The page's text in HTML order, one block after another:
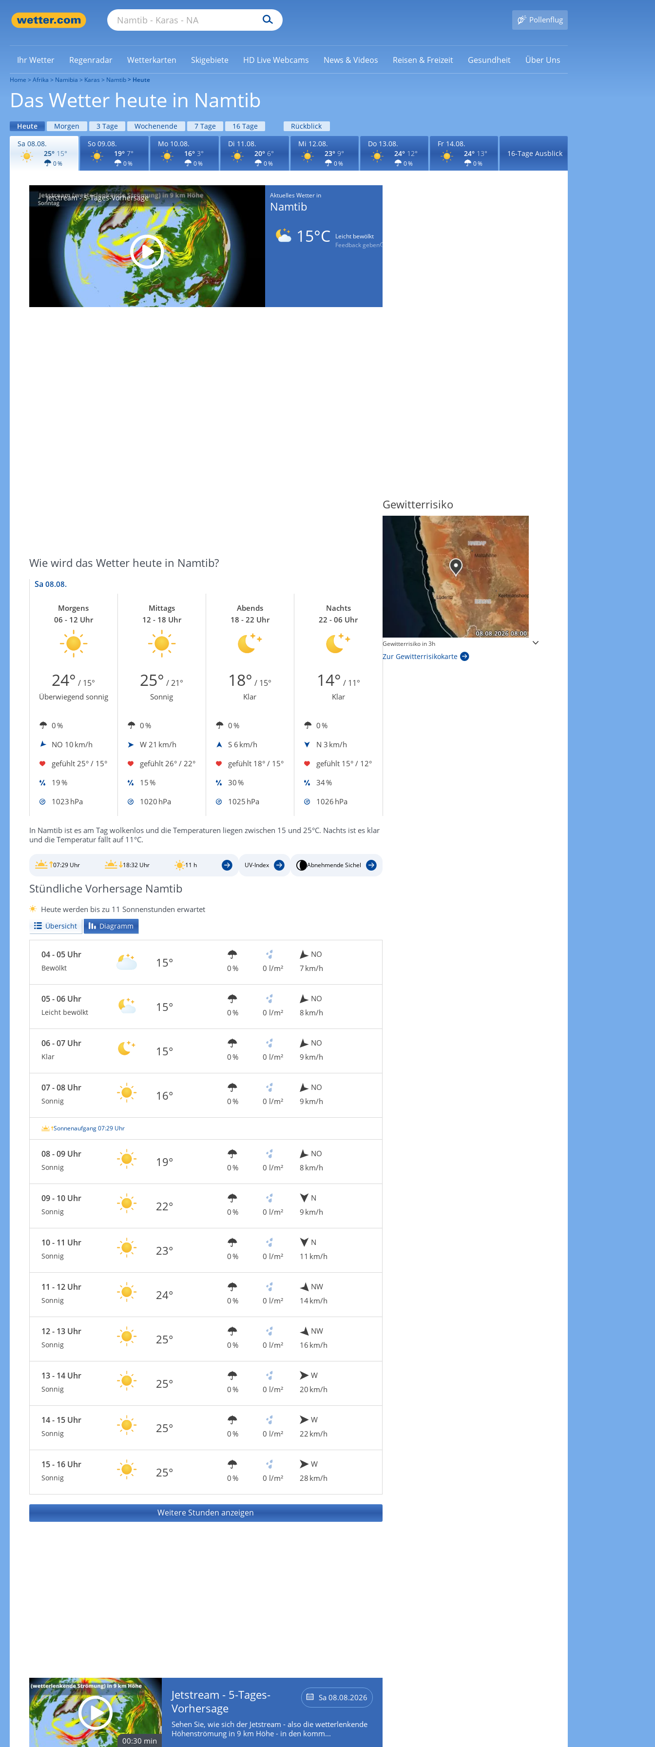
Pollenflug
Ihr Wetter Regenradar Wetterkarten Skigebiete HD Live Webcams News & Videos Reisen & Freizeit Gesundheit Über Uns
Home Afrika Namibia Karas Namtib Heute
Das Wetter heute in Namtib
Heute Morgen 3 Tage Wochenende 7 Tage 16 Tage
Rückblick
Sa 08.08.
25° 15°
0 %
So 09.08.
19° 7°
0 %
Mo 10.08.
16° 3°
0 %
Di 11.08.
20° 6°
0 %
Mi 12.08.
23° 9°
0 %
Do 13.08.
24° 12°
0 %
Fr 14.08.
24° 13°
0 %
16-Tage Ausblick
Jetstream - 5-Tages-Vorhersage Aktuelles Wetter in
Namtib
15°C
Leicht bewölkt
Feedback geben
Wie wird das Wetter heute in Namtib?
Sa 08.08.
Morgens
06 - 12 Uhr
Mittags
12 - 18 Uhr
Abends
18 - 22 Uhr
Nachts
22 - 06 Uhr
24° / 15° 25° / 21° 18° / 15° 14° / 11°
Überwiegend sonnig Sonnig Klar Klar
0 % 0 % 0 %
0 %
NO 10 km/h W 21 km/h S 6 km/h N 3 km/h
gefühlt 25° / 15° gefühlt 26° / 22° gefühlt 18° / 15° gefühlt 15° / 12°
19 %
15 % 30 %
34 %
1023 hPa
1020 hPa 1025 hPa 1026 hPa
In Namtib ist es am Tag wolkenlos und die Temperaturen liegen zwischen 15 und 25°C. Nachts ist es klar
und die Temperatur fällt auf 11°C.
07:29 Uhr 18:32 Uhr 11 h UV-Index Abnehmende Sichel
Stündliche Vorhersage Namtib
Heute werden bis zu 11 Sonnenstunden erwartet
Übersicht Diagramm
04 - 05 Uhr
Bewölkt 15° 0 % 0 l/m²
NO
7 km/h
05 - 06 Uhr
Leicht bewölkt 15° 0 % 0 l/m²
NO
8 km/h
06 - 07 Uhr
Klar 15° 0 % 0 l/m²
NO
9 km/h
07 - 08 Uhr
Sonnig 16° 0 % 0 l/m²
NO
9 km/h
Sonnenaufgang 07:29 Uhr
08 - 09 Uhr
Sonnig 19° 0 % 0 l/m²
NO
8 km/h
09 - 10 Uhr
Sonnig 22° 0 % 0 l/m²
N
9 km/h
10 - 11 Uhr
Sonnig 23° 0 % 0 l/m²
N
11 km/h
11 - 12 Uhr
Sonnig 24° 0 % 0 l/m²
NW
14 km/h
12 - 13 Uhr
Sonnig 25° 0 % 0 l/m²
NW
16 km/h
13 - 14 Uhr
Sonnig 25° 0 % 0 l/m²
W
20 km/h
14 - 15 Uhr
Sonnig 25° 0 % 0 l/m²
W
22 km/h
15 - 16 Uhr
Sonnig 25° 0 % 0 l/m²
W
28 km/h
Weitere Stunden anzeigen
00:30 min
Sa 08.08.2026
Jetstream - 5-Tages-
Vorhersage
Sehen Sie, wie sich der Jetstream - also die wetterlenkende
Höhenströmung in 9 km Höhe - in den komm...
Windgeschwindigkeiten in 3h
Zur Windgeschwindigkeitenkarte
Sonnenschein heute
Zur Sonnenscheindauerkarte
Gewitterrisiko
Gewitterrisiko in 3h
Zur Gewitterrisikokarte
Windböen heute